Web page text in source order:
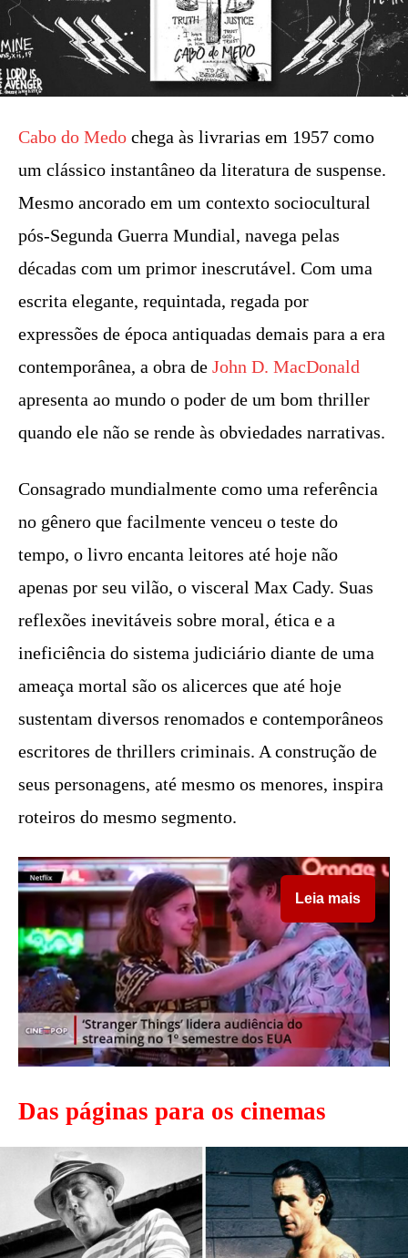
Cabo do Medo chega às livrarias em 1957 como
um clássico instantâneo da literatura de suspense.
Mesmo ancorado em um contexto sociocultural
pós-Segunda Guerra Mundial, navega pelas
décadas com um primor inescrutável. Com uma
escrita elegante, requintada, regada por
expressões de época antiquadas demais para a era
contemporânea, a obra de John D. MacDonald
apresenta ao mundo o poder de um bom thriller
quando ele não se rende às obviedades narrativas.
Consagrado mundialmente como uma referência
no gênero que facilmente venceu o teste do
tempo, o livro encanta leitores até hoje não
apenas por seu vilão, o visceral Max Cady. Suas
reflexões inevitáveis sobre moral, ética e a
ineficiência do sistema judiciário diante de uma
ameaça mortal são os alicerces que até hoje
sustentam diversos renomados e contemporâneos
escritores de thrillers criminais. A construção de
seus personagens, até mesmo os menores, inspira
roteiros do mesmo segmento.
Leia mais
Das páginas para os cinemas